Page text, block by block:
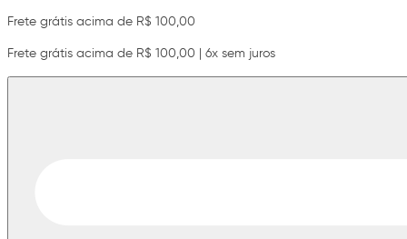
Frete grátis acima de R$ 100,00
Frete grátis acima de R$ 100,00 | 6x sem juros